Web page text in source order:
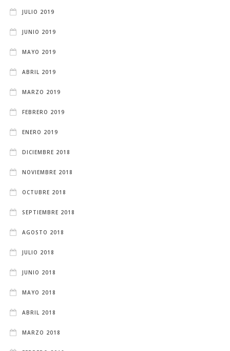
JULIO 2019
JUNIO 2019
MAYO 2019
ABRIL 2019
MARZO 2019
FEBRERO 2019
ENERO 2019
DICIEMBRE 2018
NOVIEMBRE 2018
OCTUBRE 2018
SEPTIEMBRE 2018
AGOSTO 2018
JULIO 2018
JUNIO 2018
MAYO 2018
ABRIL 2018
MARZO 2018